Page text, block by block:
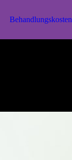
Behandlungskosten